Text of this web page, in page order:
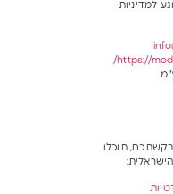
למדיניות
https://
תוכלו